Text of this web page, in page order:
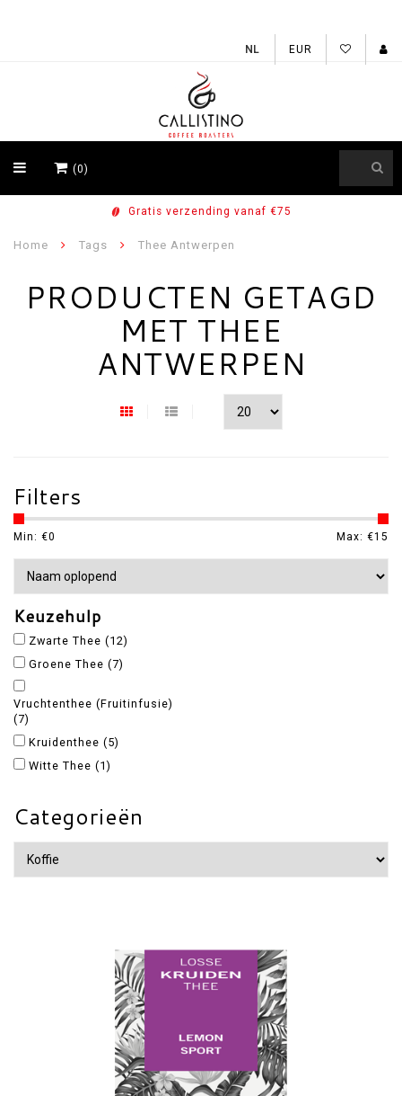
EUR
(0)
Voor 15u besteld, vandaag verzonden
Home Tags Thee Antwerpen
PRODUCTEN GETAGD
MET THEE
ANTWERPEN
Filters
Min: €0 Max: €15
Keuzehulp
Zwarte Thee (12)
Groene Thee (7)
Vruchtenthee (Fruitinfusie)
(7)
Kruidenthee (5)
Witte Thee (1)
Categorieën